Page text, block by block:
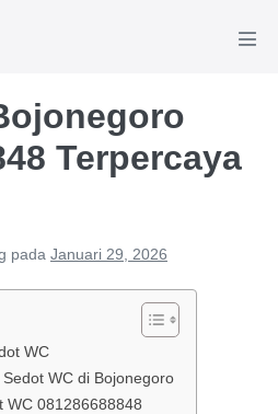
Terpercaya
pada Januari 29, 2026
WC
WC di Bojonegoro
WC 081286688848